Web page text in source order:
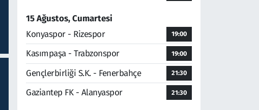
15 Ağustos, Cumartesi
Konyaspor - Rizespor
19:00
Kasımpaşa - Trabzonspor 19:00
Gençlerbirliği S.K. - Fenerbahçe 21:30
Gaziantep FK - Alanyaspor 21:30